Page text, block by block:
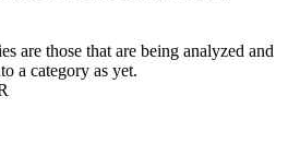
are those that are being analyzed and
a category as yet.